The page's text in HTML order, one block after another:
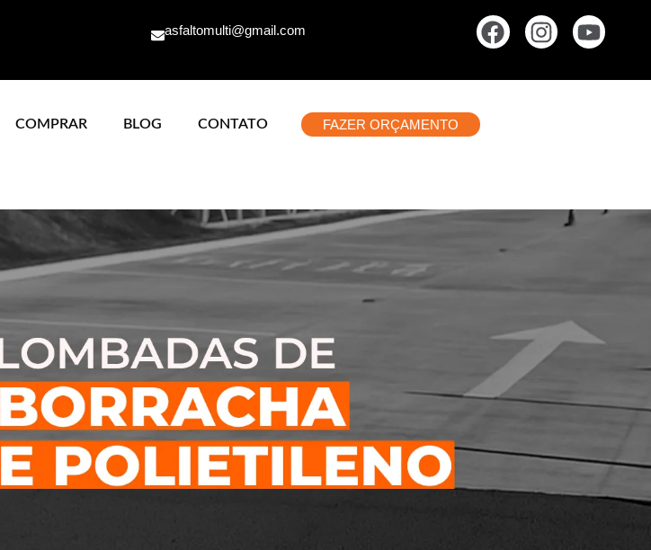
asfaltomulti@gmail.com
COMPRAR BLOG CONTATO FAZER ORÇAMENTO